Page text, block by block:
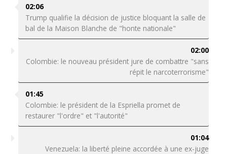
02:06
Trump qualifie la décision de justice bloquant la salle de
bal de la Maison Blanche de "honte nationale"
02:00
Colombie: le nouveau président jure de combattre "sans
répit le narcoterrorisme"
01:45
Colombie: le président de la Espriella promet de
restaurer "l'ordre" et "l'autorité"
01:04
Venezuela: la liberté pleine accordée à une ex-juge